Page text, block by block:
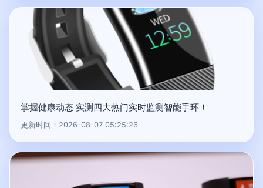
掌握健康动态 实测四大热门实时监测智能手环！
更新时间：2026-08-07 05:25:26